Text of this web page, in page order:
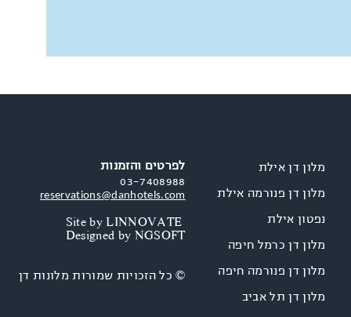
מלון דן אילת
מלון דן פנורמה אילת
נפטון אילת
מלון דן כרמל חיפה
מלון דן פנורמה חיפה
מלון דן תל אביב
לפרטים והזמנות
03-7408988
reservations@danhotels.com
Site byLINNOVATE
Designed by NGSOFT
© כל הזכויות שמורות מלונות דן